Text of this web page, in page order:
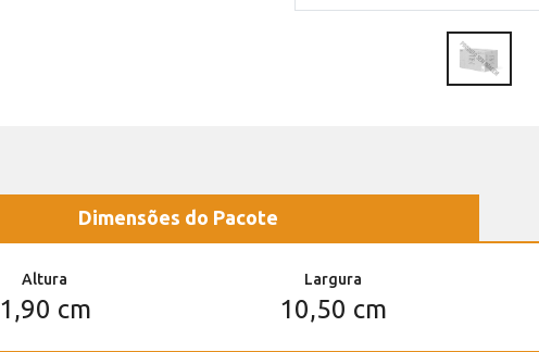
Dimensões do Pacote
Altura
1,90 cm
Largura
10,50 cm